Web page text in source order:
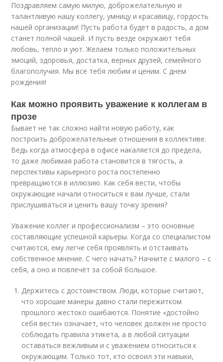
Поздравляем самую милую, доброжелательную и
талантливую нашу коллегу, умницу и красавицу, гордость
нашей организации! Пусть работа будет в радость, а дом
станет полной чашей. И пусть везде окружают тебя
любовь, тепло и уют. Желаем только положительных
эмоций, здоровья, достатка, верных друзей, семейного
благополучия. Мы все тебя любим и ценим. С днем
рождения!
Как можно проявить уважение к коллегам в
прозе
Бывает не так сложно найти новую работу, как
построить доброжелательные отношения в коллективе.
Ведь когда атмосфера в офисе накаляется до предела,
то даже любимая работа становится в тягость, а
перспективы карьерного роста постепенно
превращаются в иллюзию. Как себя вести, чтобы
окружающие начали относиться к вам лучше, стали
прислушиваться и ценить вашу точку зрения?
Уважение коллег и профессионализм – это основные
составляющие успешной карьеры. Когда со специалистом
считаются, ему легче себя проявлять и отстаивать
собственное мнение. С чего начать? Начните с малого – с
себя, а оно и повлечёт за собой большое.
Держитесь с достоинством. Люди, которые считают,
что хорошие манеры давно стали пережитком
прошлого жестоко ошибаются. Понятие «достойно
себя вести» означает, что человек должен не просто
соблюдать правила этикета, а в любой ситуации
оставаться вежливым и с уважением относиться к
окружающим. Только тот, кто освоил эти навыки,